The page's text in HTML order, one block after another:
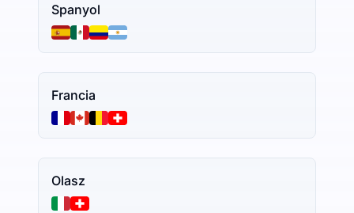
Spanyol
Francia
Olasz